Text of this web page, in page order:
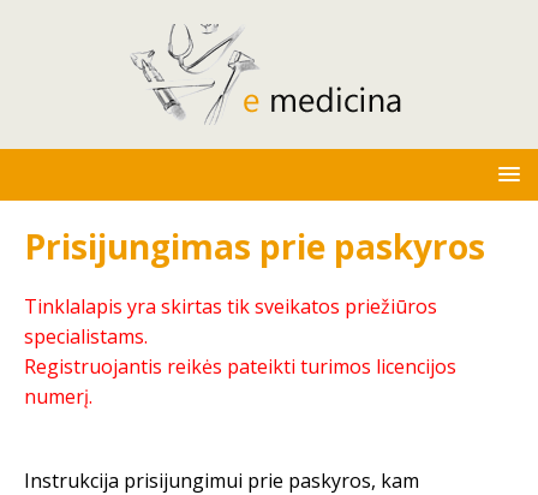
Prisijungimas prie paskyros
Tinklalapis yra skirtas tik sveikatos priežiūros
specialistams.
Registruojantis reikės pateikti turimos licencijos
numerį.
Instrukcija prisijungimui prie paskyros, kam